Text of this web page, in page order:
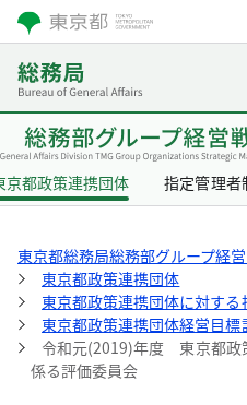
京都政策連携団体 指定管理者
東京都総務局総務部グループ経
東京都政策連携団体
東京都政策連携団体に対する
東京都政策連携団体経営目標
令和元(2019)年度 東京都政
係る評価委員会